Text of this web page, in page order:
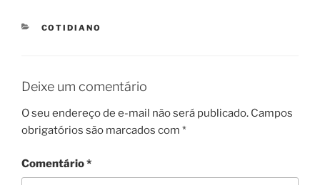
CATEGORIES
COTIDIANO
Deixe um comentário
O seu endereço de e-mail não será publicado. Campos
obrigatórios são marcados com *
Comentário*